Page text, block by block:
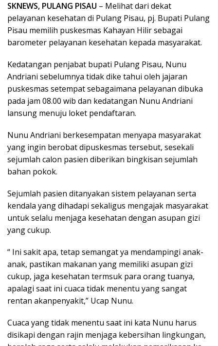
SKNEWS, PULANG PISAU – Melihat dari dekat
pelayanan kesehatan di Pulang Pisau, pj. Bupati Pulang
Pisau memilih puskesmas Kahayan Hilir sebagai
barometer pelayanan kesehatan kepada masyarakat.
Kedatangan penjabat bupati Pulang Pisau, Nunu
Andriani sebelumnya tidak dike tahui oleh jajaran
puskesmas setempat sebagaimana pelayanan dibuka
pada jam 08.00 wib dan kedatangan Nunu Andriani
lansung menuju loket pendaftaran.
Nunu Andriani berkesempatan menyapa masyarakat
yang ingin berobat dipuskesmas tersebut, sesekali
sejumlah calon pasien diberikan bingkisan sejumlah
bahan pokok.
Sejumlah pasien ditanyakan sistem pelayanan serta
kendala yang dihadapi sekaligus mengajak masyarakat
untuk selalu menjaga kesehatan dengan asupan gizi
yang cukup.
“ Ini sakit apa, tetap semangat ya mendampingi anak-
anak, pastikan makanan yang memiliki asupan gizi
cukup, jaga kesehatan termsuk para orang tuanya,
apalagi saat ini cuaca tidak menentu yang sangat
rentan akanpenyakit,” Ucap Nunu.
Cuaca yang tidak menentu saat ini kata Nunu harus
disikapi dengan rajin menjaga kebersihan lingkungan,